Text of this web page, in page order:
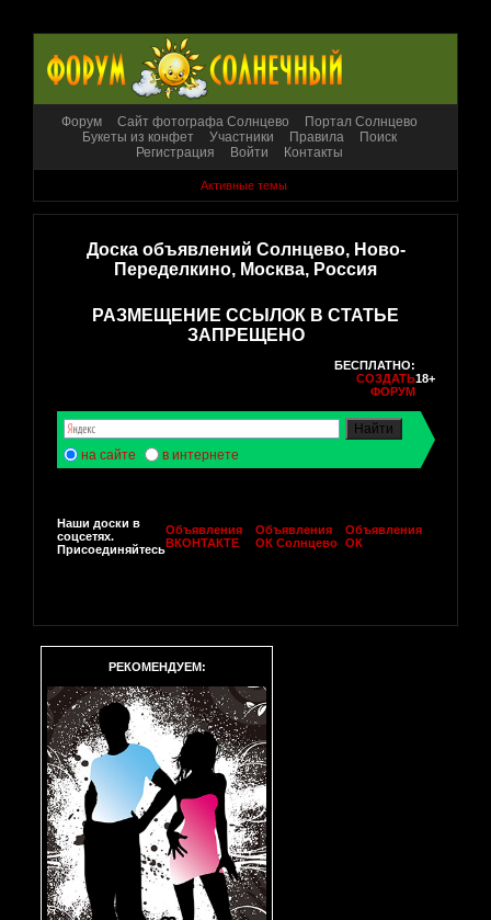
Форум Сайт фотографа Солнцево
Портал Солнцево
Букеты из конфет
Участники Правила
Поиск
Регистрация
Войти Контакты
Активные темы
Доска объявлений Солнцево, Ново-
Переделкино, Москва, Россия
РАЗМЕЩЕНИЕ ССЫЛОК В СТАТЬЕ
ЗАПРЕЩЕНО
БЕСПЛАТНО:
СОЗДАТЬ
ФОРУМ
18+
на сайте в интернете
Наши доски в
соцсетях.
Присоединяйтесь
Объявления
ВКОНТАКТЕ
Объявления
ОК Солнцево
Объявления
ОК
РЕКОМЕНДУЕМ: